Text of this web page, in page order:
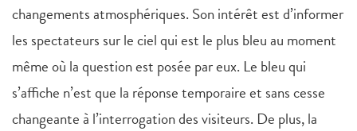
changements atmosphériques. Son intérêt est d’informer
les spectateurs sur le ciel qui est le plus bleu au moment
même où la question est posée par eux. Le bleu qui
s’affiche n’est que la réponse temporaire et sans cesse
changeante à l’interrogation des visiteurs. De plus, la